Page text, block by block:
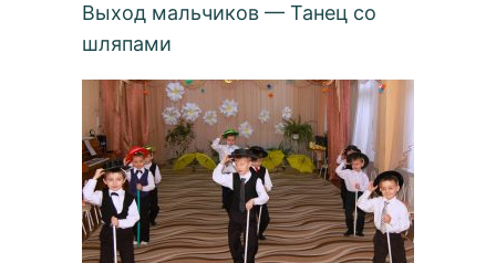
Выход мальчиков — Танец со
шляпами